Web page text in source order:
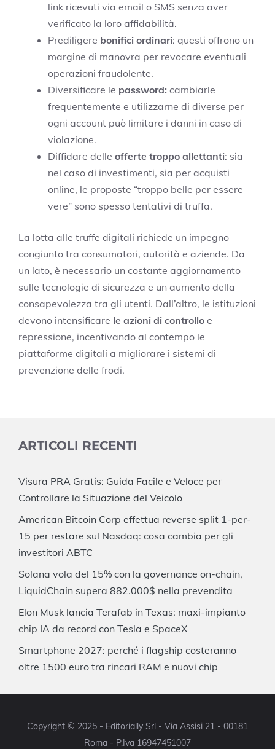
link ricevuti via email o SMS senza aver
verificato la loro affidabilità.
Prediligere bonifici ordinari: questi offrono un
margine di manovra per revocare eventuali
operazioni fraudolente.
Diversificare le password: cambiarle
frequentemente e utilizzarne di diverse per
ogni account può limitare i danni in caso di
violazione.
Diffidare delle offerte troppo allettanti: sia
nel caso di investimenti, sia per acquisti
online, le proposte “troppo belle per essere
vere” sono spesso tentativi di truffa.
La lotta alle truffe digitali richiede un impegno
congiunto tra consumatori, autorità e aziende. Da
un lato, è necessario un costante aggiornamento
sulle tecnologie di sicurezza e un aumento della
consapevolezza tra gli utenti. Dall’altro, le istituzioni
devono intensificare le azioni di controllo e
repressione, incentivando al contempo le
piattaforme digitali a migliorare i sistemi di
prevenzione delle frodi.
ARTICOLI RECENTI
Visura PRA Gratis: Guida Facile e Veloce per
Controllare la Situazione del Veicolo
American Bitcoin Corp effettua reverse split 1-per-
15 per restare sul Nasdaq: cosa cambia per gli
investitori ABTC
Solana vola del 15% con la governance on-chain,
LiquidChain supera 882.000$ nella prevendita
Elon Musk lancia Terafab in Texas: maxi-impianto
chip IA da record con Tesla e SpaceX
Smartphone 2027: perché i flagship costeranno
oltre 1500 euro tra rincari RAM e nuovi chip
Copyright © 2025 - Editorially Srl - Via Assisi 21 - 00181
Roma - P.Iva 16947451007